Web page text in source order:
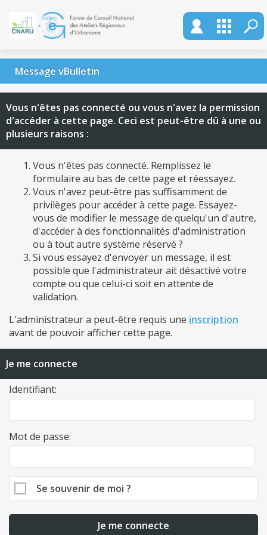
Message vBulletin
Vous n'êtes pas connecté ou vous n'avez la permission
d'accéder à cette page. Ceci est peut-être dû à une ou
plusieurs raisons :
Vous n'êtes pas connecté. Remplissez le
formulaire au bas de cette page et réessayez.
Vous n'avez peut-être pas suffisamment de
privilèges pour accéder à cette page. Essayez-
vous de modifier le message de quelqu'un d'autre,
d'accéder à des fonctionnalités d'administration
ou à tout autre système réservé ?
Si vous essayez d'envoyer un message, il est
possible que l'administrateur ait désactivé votre
compte ou que celui-ci soit en attente de
validation.
L'administrateur a peut-être requis une inscription
avant de pouvoir afficher cette page.
Je me connecte
Identifiant:
Mot de passe:
Se souvenir de moi ?
Je me connecte